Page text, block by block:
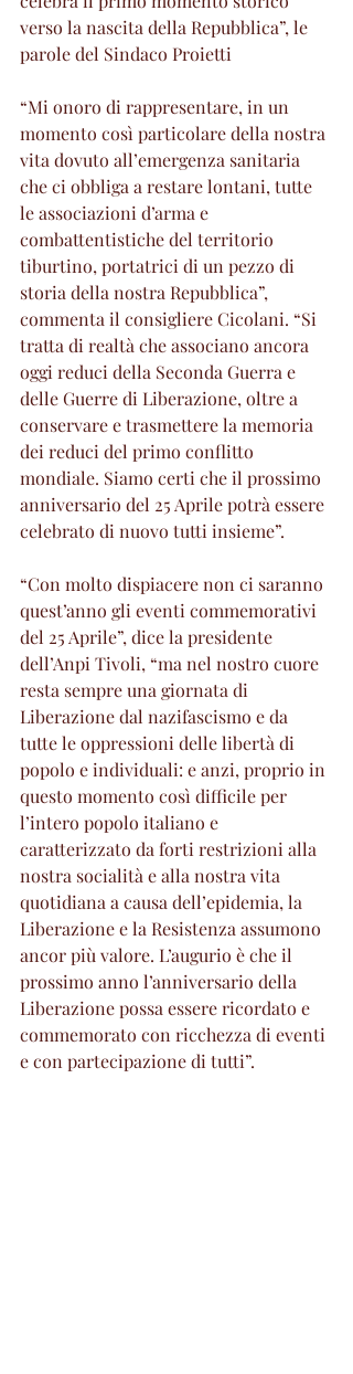
verso la nascita della Repubblica”, le
parole del Sindaco Proietti
“Mi onoro di rappresentare, in un
momento così particolare della nostra
vita dovuto all’emergenza sanitaria
che ci obbliga a restare lontani, tutte
le associazioni d’arma e
combattentistiche del territorio
tiburtino, portatrici di un pezzo di
storia della nostra Repubblica”,
commenta il consigliere Cicolani. “Si
tratta di realtà che associano ancora
oggi reduci della Seconda Guerra e
delle Guerre di Liberazione, oltre a
conservare e trasmettere la memoria
dei reduci del primo conflitto
mondiale. Siamo certi che il prossimo
anniversario del 25 Aprile potrà essere
celebrato di nuovo tutti insieme”.
“Con molto dispiacere non ci saranno
quest’anno gli eventi commemorativi
del 25 Aprile”, dice la presidente
dell’Anpi Tivoli, “ma nel nostro cuore
resta sempre una giornata di
Liberazione dal nazifascismo e da
tutte le oppressioni delle libertà di
popolo e individuali: e anzi, proprio in
questo momento così difficile per
l’intero popolo italiano e
caratterizzato da forti restrizioni alla
nostra socialità e alla nostra vita
quotidiana a causa dell’epidemia, la
Liberazione e la Resistenza assumono
ancor più valore. L’augurio è che il
prossimo anno l’anniversario della
Liberazione possa essere ricordato e
commemorato con ricchezza di eventi
e con partecipazione di tutti”.